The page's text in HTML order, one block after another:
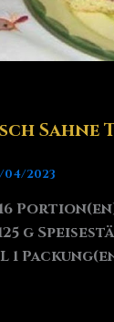
Sahne
04/2023
Portion(en)
g
1